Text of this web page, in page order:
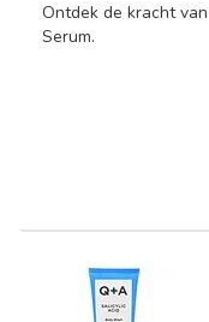
Ontdek de kracht
Serum.